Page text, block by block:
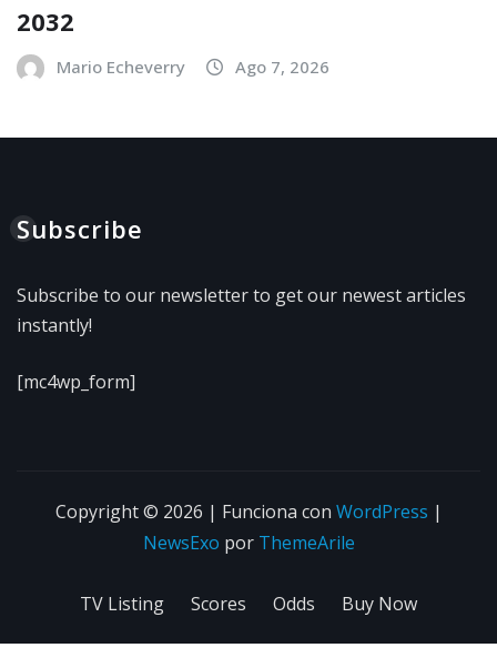
2032
Mario Echeverry Ago 7, 2026
Subscribe
Subscribe to our newsletter to get our newest articles
instantly!
[mc4wp_form]
Copyright © 2026 | Funciona con WordPress |
NewsExo por ThemeArile
TV Listing Scores Odds Buy Now